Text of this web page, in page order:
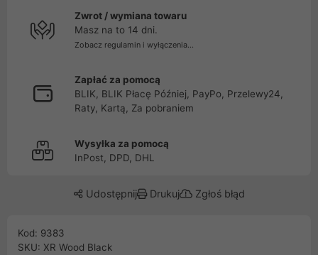
Zwrot / wymiana towaru
Masz na to 14 dni.
Zobacz regulamin i wyłączenia...
Zapłać za pomocą
BLIK, BLIK Płacę Później, PayPo, Przelewy24,
Raty, Kartą, Za pobraniem
Wysyłka za pomocą
InPost, DPD, DHL
Udostępnij Drukuj Zgłoś błąd
Kod: 9383
SKU: XR Wood Black